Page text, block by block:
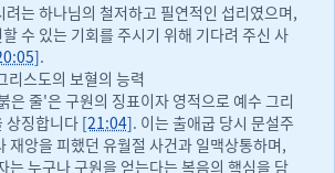
려는 하나님의 철저하고 필연적인 섭리였으며,
수 있는 기회를 주시기 위해 기다려 주신 사
.
리스도의 보혈의 능력
은 줄'은 구원의 징표이자 영적으로 예수 그리
상징합니다[21:04]. 이는 출애굽 당시 문설주
재앙을 피했던 유월절 사건과 일맥상통하며,
는 누구나 구원을 얻는다는 복음의 핵심을 담